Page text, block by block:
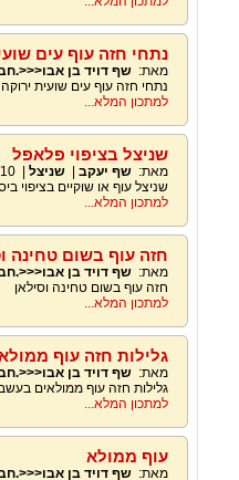
נתחי חזה עוף עים
מאת: שף דויד בן
נתחי חזה עוף עים שועית
למתכון המלא...
שניצל בציפוי פלאפל
מאת: שף יעקב שניצל
שניצל עוף או שוקיים
למתכון המלא...
חזה עוף בשום טחינה
מאת: שף דויד בן
חזה עוף בשום טחינה וסילאן
למתכון המלא...
גלילות חזה עוף
מאת: שף דויד בן
גלילות חזה עוף ממולאים
למתכון המלא...
עוף ממולא
מאת: שף דויד בן